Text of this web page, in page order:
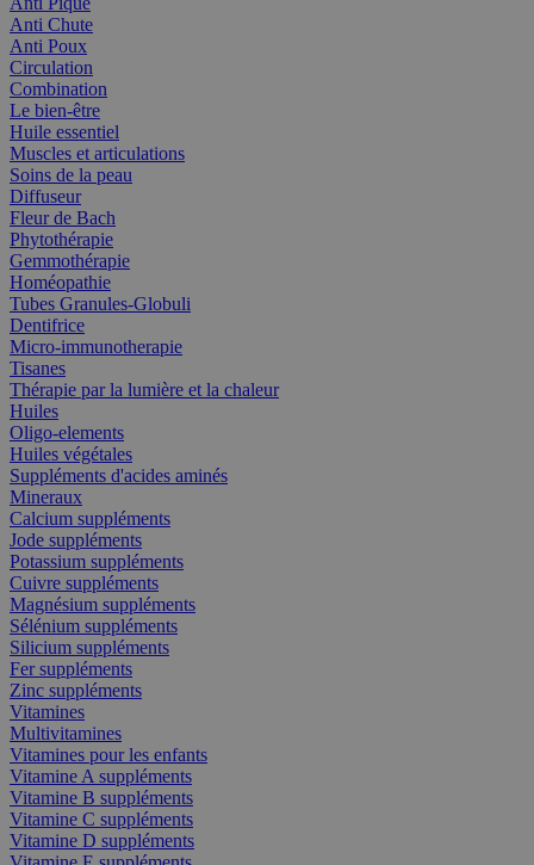
Anti Chute
Anti Poux
Circulation
Combination
Le bien-être
Huile essentiel
Muscles et articulations
Soins de la peau
Diffuseur
Fleur de Bach
Phytothérapie
Gemmothérapie
Homéopathie
Tubes Granules-Globuli
Dentifrice
Micro-immunotherapie
Tisanes
Thérapie par la lumière et la chaleur
Huiles
Oligo-elements
Huiles végétales
Suppléments d'acides aminés
Mineraux
Calcium suppléments
Jode suppléments
Potassium suppléments
Cuivre suppléments
Magnésium suppléments
Sélénium suppléments
Silicium suppléments
Fer suppléments
Zinc suppléments
Vitamines
Multivitamines
Vitamines pour les enfants
Vitamine A suppléments
Vitamine B suppléments
Vitamine C suppléments
Vitamine D suppléments